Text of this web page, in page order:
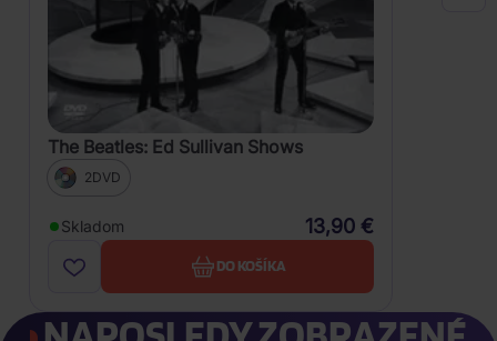
The Beatles: Ed Sullivan Shows
2DVD
Skladom 13,90 €
DO KOŠÍKA